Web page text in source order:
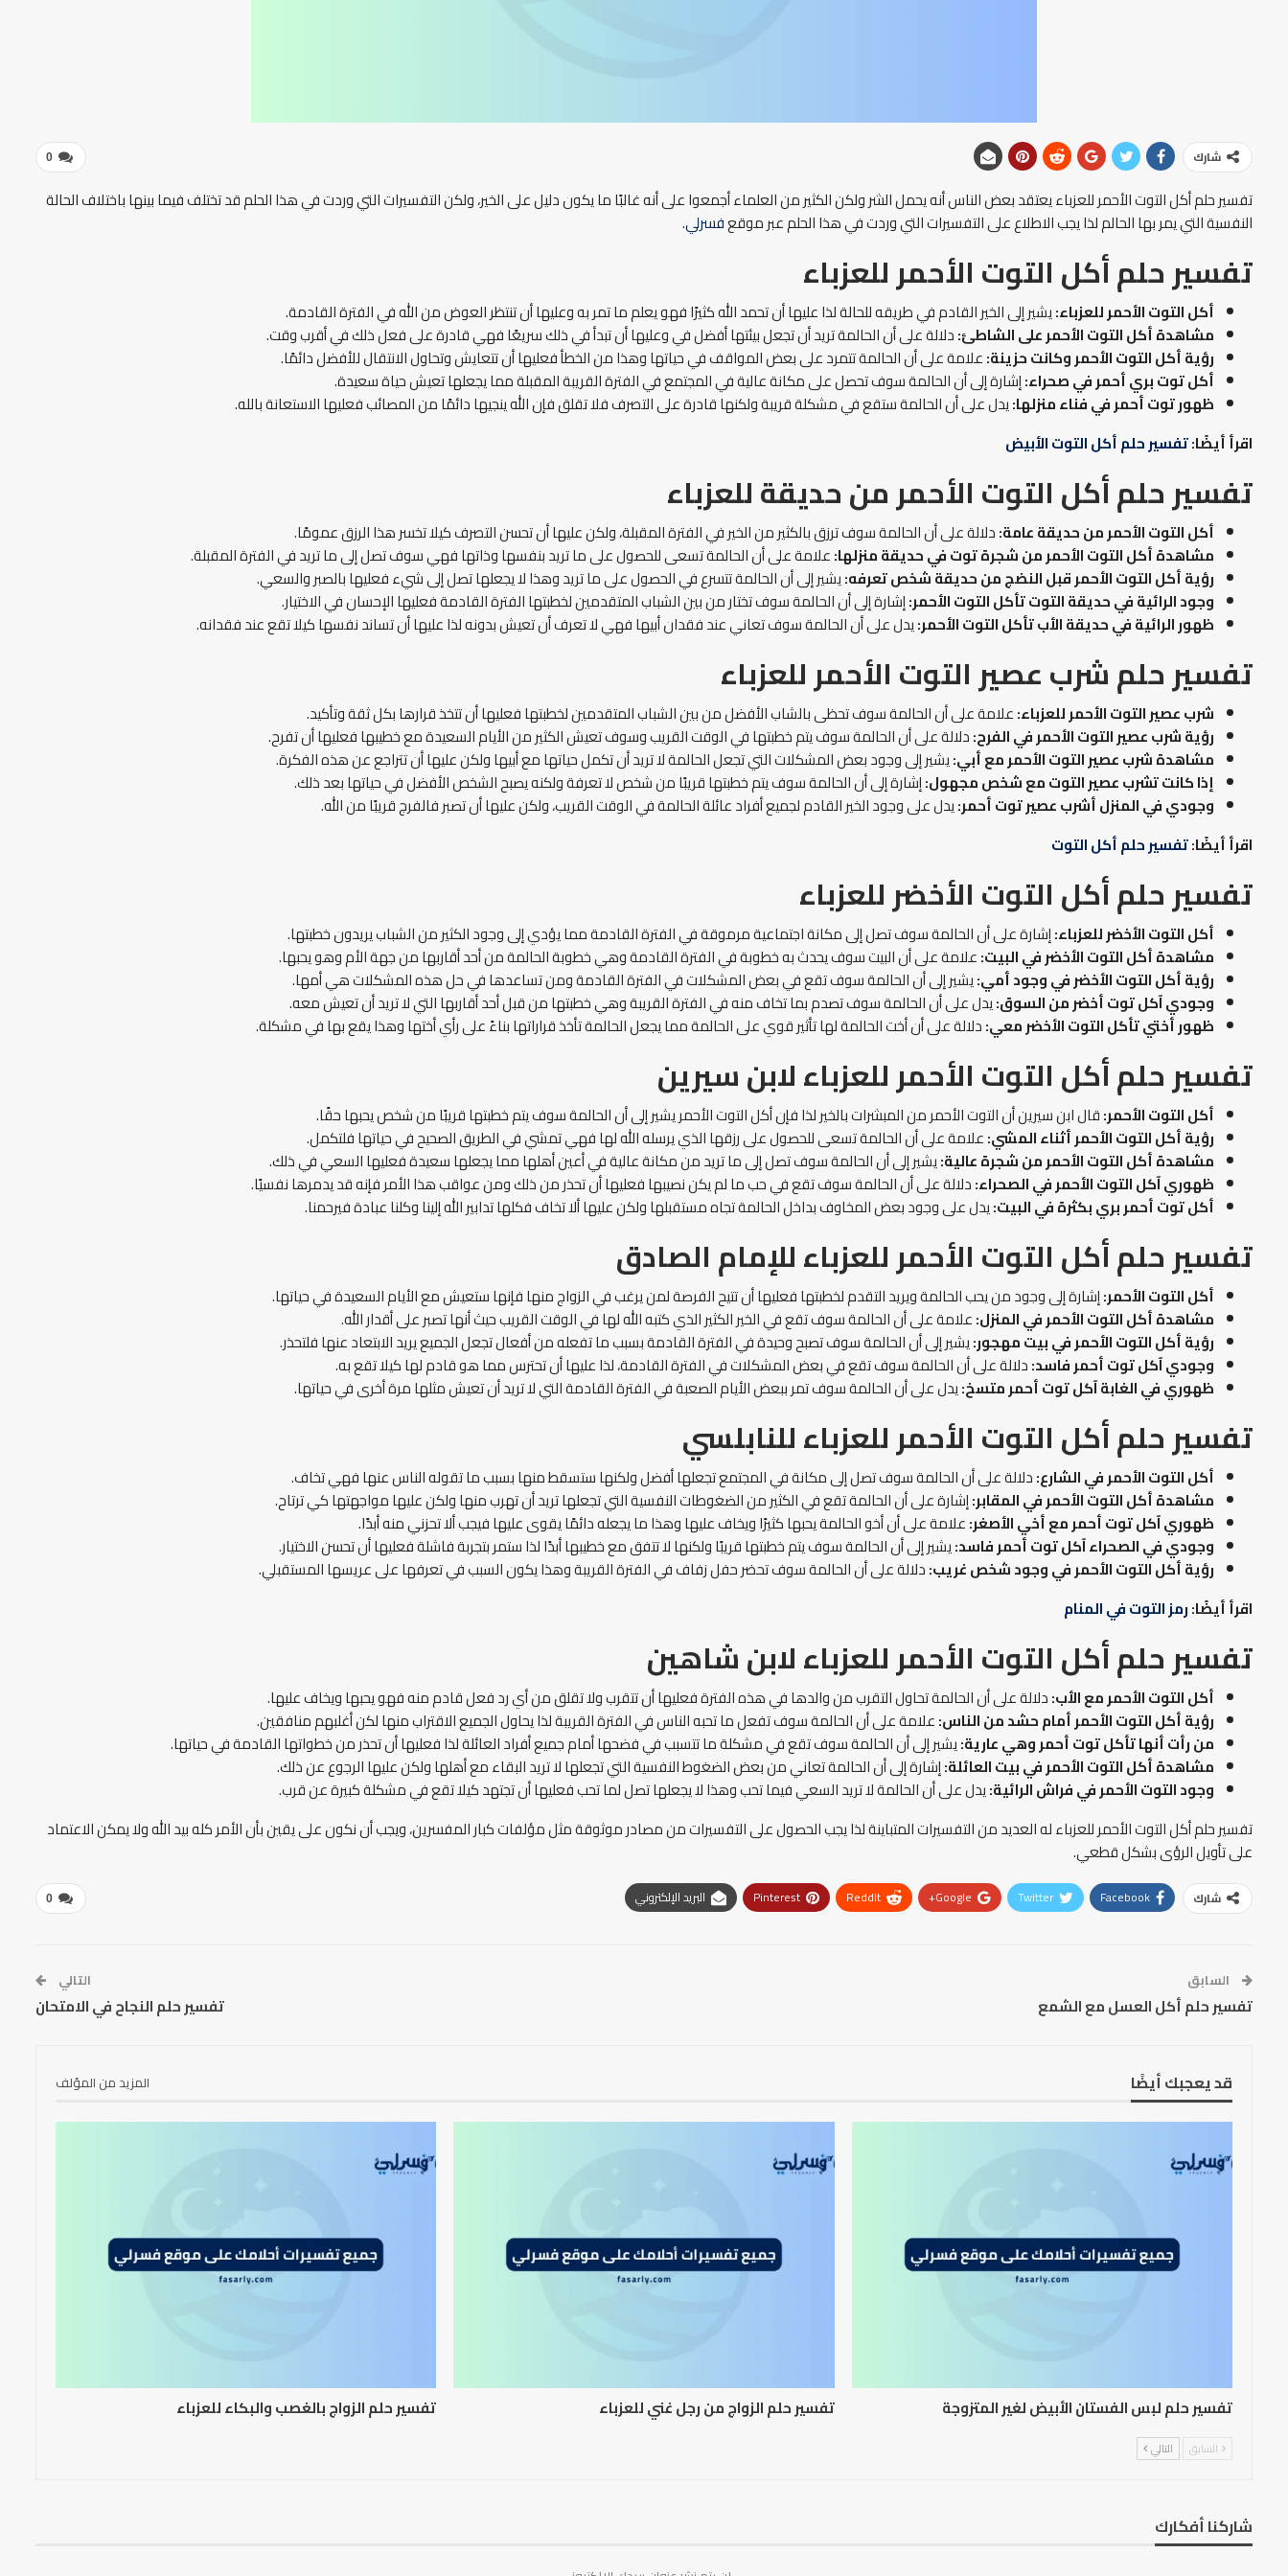
0 شارك
تفسير حلم أكل التوت الأحمر للعزباء يعتقد بعض الناس أنه يحمل الشر ولكن الكثير من العلماء أجمعوا على أنه غالبًا ما يكون دليل على الخير، ولكن التفسيرات التي وردت في هذا الحلم قد تختلف فيما بينها باختلاف الحالة
النفسية التي يمر بها الحالم لذا يجب الاطلاع على التفسيرات التي وردت في هذا الحلم عبر موقعفسرلي.
تفسير حلم أكل التوت الأحمر للعزباء
أكل التوت الأحمر للعزباء:يشير إلى الخير القادم في طريقه للحالة لذا عليها أن تحمد الله كثيرًا فهو يعلم ما تمر به وعليها أن تنتظر العوض من الله في الفترة القادمة.
مشاهدة أكل التوت الأحمر على الشاطئ:دلالة على أن الحالمة تريد أن تجعل بيئتها أفضل في وعليها أن تبدأ في ذلك سريعًا فهي قادرة على فعل ذلك في أقرب وقت.
رؤية أكل التوت الأحمر وكانت حزينة:علامة على أن الحالمة تتمرد على بعض المواقف في حياتها وهذا من الخطأ فعليها أن تتعايش وتحاول الانتقال للأفضل دائمًا.
أكل توت بري أحمر في صحراء:إشارة إلى أن الحالمة سوف تحصل على مكانة عالية في المجتمع في الفترة القريبة المقبلة مما يجعلها تعيش حياة سعيدة.
ظهور توت أحمر في فناء منزلها:يدل على أن الحالمة ستقع في مشكلة قريبة ولكنها قادرة على التصرف فلا تقلق فإن الله ينجيها دائمًا من المصائب فعليها الاستعانة بالله.
اقرأ أيضًا:تفسير حلم أكل التوت الأبيض
تفسير حلم أكل التوت الأحمر من حديقة للعزباء
أكل التوت الأحمر من حديقة عامة:دلالة على أن الحالمة سوف ترزق بالكثير من الخير في الفترة المقبلة، ولكن عليها أن تحسن التصرف كيلا تخسر هذا الرزق عمومًا.
مشاهدة أكل التوت الأحمر من شجرة توت في حديقة منزلها:علامة على أن الحالمة تسعى للحصول على ما تريد بنفسها وذاتها فهي سوف تصل إلى ما تريد في الفترة المقبلة.
رؤية أكل التوت الأحمر قبل النضج من حديقة شخص تعرفه:يشير إلى أن الحالمة تتسرع في الحصول على ما تريد وهذا لا يجعلها تصل إلى شيء فعليها بالصبر والسعي.
وجود الرائية في حديقة التوت تأكل التوت الأحمر:إشارة إلى أن الحالمة سوف تختار من بين الشباب المتقدمين لخطبتها الفترة القادمة فعليها الإحسان في الاختيار.
ظهور الرائية في حديقة الأب تأكل التوت الأحمر:يدل على أن الحالمة سوف تعاني عند فقدان أبيها فهي لا تعرف أن تعيش بدونه لذا عليها أن تساند نفسها كيلا تقع عند فقدانه.
تفسير حلم شرب عصير التوت الأحمر للعزباء
شرب عصير التوت الأحمر للعزباء:علامة على أن الحالمة سوف تحظى بالشاب الأفضل من بين الشباب المتقدمين لخطبتها فعليها أن تتخذ قرارها بكل ثقة وتأكيد.
رؤية شرب عصير التوت الأحمر في الفرح:دلالة على أن الحالمة سوف يتم خطبتها في الوقت القريب وسوف تعيش الكثير من الأيام السعيدة مع خطيبها فعليها أن تفرح.
مشاهدة شرب عصير التوت الأحمر مع أبي:يشير إلى وجود بعض المشكلات التي تجعل الحالمة لا تريد أن تكمل حياتها مع أبيها ولكن عليها أن تتراجع عن هذه الفكرة.
إذا كانت تشرب عصير التوت مع شخص مجهول:إشارة إلى أن الحالمة سوف يتم خطبتها قريبًا من شخص لا تعرفة ولكنه يصبح الشخص الأفضل في حياتها بعد ذلك.
وجودي في المنزل أشرب عصير توت أحمر:يدل على وجود الخير القادم لجميع أفراد عائلة الحالمة في الوقت القريب، ولكن عليها أن تصبر فالفرج قريبًا من الله.
اقرأ أيضًا:تفسير حلم أكل التوت
تفسير حلم أكل التوت الأخضر للعزباء
أكل التوت الأخضر للعزباء:إشارة على أن الحالمة سوف تصل إلى مكانة اجتماعية مرموقة في الفترة القادمة مما يؤدي إلى وجود الكثير من الشباب يريدون خطبتها.
مشاهدة أكل التوت الأخضر في البيت:علامة على أن البيت سوف يحدث به خطوبة في الفترة القادمة وهي خطوبة الحالمة من أحد أقاربها من جهة الأم وهو يحبها.
رؤية أكل التوت الأخضر في وجود أمي:يشير إلى أن الحالمة سوف تقع في بعض المشكلات في الفترة القادمة ومن تساعدها في حل هذه المشكلات هي أمها.
وجودي آكل توت أخضر من السوق:يدل على أن الحالمة سوف تصدم بما تخاف منه في الفترة القريبة وهي خطبتها من قبل أحد أقاربها التي لا تريد أن تعيش معه.
ظهور أختي تأكل التوت الأخضر معي:دلالة على أن أخت الحالمة لها تأثير قوي على الحالمة مما يجعل الحالمة تأخذ قراراتها بناءً على رأي أختها وهذا يقع بها في مشكلة.
تفسير حلم أكل التوت الأحمر للعزباء لابن سيرين
أكل التوت الأحمر:قال ابن سيرين أن التوت الأحمر من المبشرات بالخير لذا فإن أكل التوت الأحمر يشير إلى أن الحالمة سوف يتم خطبتها قريبًا من شخص يحبها حقًا.
رؤية أكل التوت الأحمر أثناء المشي:علامة على أن الحالمة تسعى للحصول على رزقها الذي يرسله الله لها فهي تمشي في الطريق الصحيح في حياتها فلتكمل.
مشاهدة أكل التوت الأحمر من شجرة عالية:يشير إلى أن الحالمة سوف تصل إلى ما تريد من مكانة عالية في أعين أهلها مما يجعلها سعيدة فعليها السعي في ذلك.
ظهوري آكل التوت الأحمر في الصحراء:دلالة على أن الحالمة سوف تقع في حب ما لم يكن نصيبها فعليها أن تحذر من ذلك ومن عواقب هذا الأمر فإنه قد يدمرها نفسيًا.
أكل توت أحمر بري بكثرة في البيت:يدل على وجود بعض المخاوف بداخل الحالمة تجاه مستقبلها ولكن عليها ألا تخاف فكلها تدابير الله إلينا وكلنا عبادة فيرحمنا.
تفسير حلم أكل التوت الأحمر للعزباء للإمام الصادق
أكل التوت الأحمر:إشارة إلى وجود من يحب الحالمة ويريد التقدم لخطبتها فعليها أن تتيح الفرصة لمن يرغب في الزواج منها فإنها ستعيش مع الأيام السعيدة في حياتها.
مشاهدة أكل التوت الأحمر في المنزل:علامة على أن الحالمة سوف تقع في الخير الكثير الذي كتبه الله لها في الوقت القريب حيث أنها تصبر على أقدار الله.
رؤية أكل التوت الأحمر في بيت مهجور:يشير إلى أن الحالمة سوف تصبح وحيدة في الفترة القادمة بسبب ما تفعله من أفعال تجعل الجميع يريد الابتعاد عنها فلتحذر.
وجودي آكل توت أحمر فاسد:دلالة على أن الحالمة سوف تقع في بعض المشكلات في الفترة القادمة، لذا عليها أن تحترس مما هو قادم لها كيلا تقع به.
ظهوري في الغابة آكل توت أحمر متسخ:يدل على أن الحالمة سوف تمر ببعض الأيام الصعبة في الفترة القادمة التي لا تريد أن تعيش مثلها مرة أخرى في حياتها.
تفسير حلم أكل التوت الأحمر للعزباء للنابلسي
أكل التوت الأحمر في الشارع:دلالة على أن الحالمة سوف تصل إلى مكانة في المجتمع تجعلها أفضل ولكنها ستسقط منها بسبب ما تقوله الناس عنها فهي تخاف.
مشاهدة أكل التوت الأحمر في المقابر:إشارة على أن الحالمة تقع في الكثير من الضغوطات النفسية التي تجعلها تريد أن تهرب منها ولكن عليها مواجهتها كي ترتاح.
ظهوري آكل توت أحمر مع أخي الأصغر:علامة على أن أخو الحالمة يحبها كثيرًا ويخاف عليها وهذا ما يجعله دائمًا يقوى عليها فيجب ألا تحزني منه أبدًا.
وجودي في الصحراء آكل توت أحمر فاسد:يشير إلى أن الحالمة سوف يتم خطبتها قريبًا ولكنها لا تتفق مع خطيبها أبدًا لذا ستمر بتجربة فاشلة فعليها أن تحسن الاختيار.
رؤية أكل التوت الأحمر في وجود شخص غريب:دلالة على أن الحالمة سوف تحضر حفل زفاف في الفترة القريبة وهذا يكون السبب في تعرفها على عريسها المستقبلي.
اقرأ أيضًا:رمز التوت في المنام
تفسير حلم أكل التوت الأحمر للعزباء لابن شاهين
أكل التوت الأحمر مع الأب:دلالة على أن الحالمة تحاول التقرب من والدها في هذه الفترة فعليها أن تتقرب ولا تقلق من أي رد فعل قادم منه فهو يحبها ويخاف عليها.
رؤية أكل التوت الأحمر أمام حشد من الناس:علامة على أن الحالمة سوف تفعل ما تحبه الناس في الفترة القريبة لذا يحاول الجميع الاقتراب منها لكن أغلبهم منافقين.
من رأت أنها تأكل توت أحمر وهي عارية:يشير إلى أن الحالمة سوف تقع في مشكلة ما تتسبب في فضحها أمام جميع أفراد العائلة لذا فعليها أن تحذر من خطواتها القادمة في حياتها.
مشاهدة أكل التوت الأحمر في بيت العائلة:إشارة إلى أن الحالمة تعاني من بعض الضغوط النفسية التي تجعلها لا تريد البقاء مع أهلها ولكن عليها الرجوع عن ذلك.
وجود التوت الأحمر في فراش الرائية:يدل على أن الحالمة لا تريد السعي فيما تحب وهذا لا يجعلها تصل لما تحب فعليها أن تجتهد كيلا تقع في مشكلة كبيرة عن قرب.
تفسير حلم أكل التوت الأحمر للعزباء له العديد من التفسيرات المتباينة لذا يجب الحصول على التفسيرات من مصادر موثوقة مثل مؤلفات كبار المفسرين، ويجب أن نكون على يقين بأن الأمر كله بيد الله ولا يمكن الاعتماد
على تأويل الرؤى بشكل قطعي.
0 شارك Facebook
Twitter
Google+
ReddIt
Pinterest البريد الإلكتروني
السابق
تفسير حلم أكل العسل مع الشمع
التالي
تفسير حلم النجاح في الامتحان
قد يعجبك أيضًا المزيد من المؤلف
تفسير حلم لبس الفستان الأبيض لغير المتزوجة تفسير حلم الزواج من رجل غني للعزباء تفسير حلم الزواج بالغصب والبكاء للعزباء
السابق التالي
شاركنا أفكارك